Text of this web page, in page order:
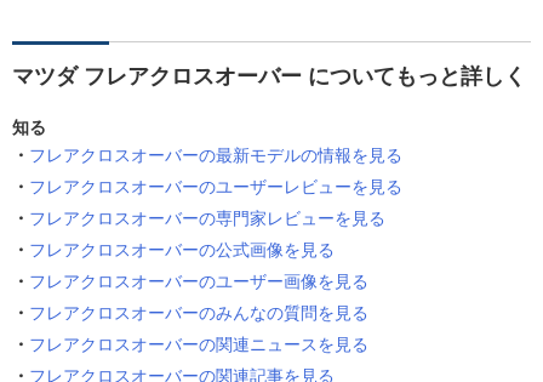
マツダ フレアクロスオーバー についてもっと詳しく
知る
フレアクロスオーバーの最新モデルの情報を見る
フレアクロスオーバーのユーザーレビューを見る
フレアクロスオーバーの専門家レビューを見る
フレアクロスオーバーの公式画像を見る
フレアクロスオーバーのユーザー画像を見る
フレアクロスオーバーのみんなの質問を見る
フレアクロスオーバーの関連ニュースを見る
フレアクロスオーバーの関連記事を見る